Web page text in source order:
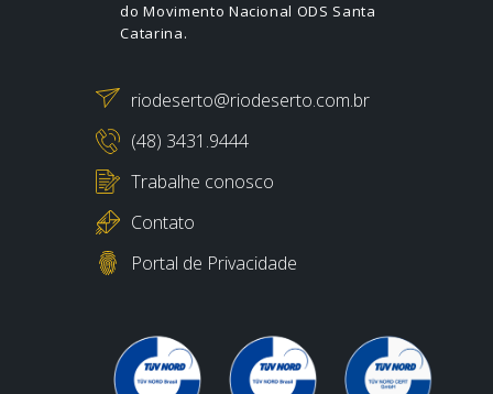
do Movimento Nacional ODS Santa
Catarina.
riodeserto@riodeserto.com.br
(48) 3431.9444
Trabalhe conosco
Contato
Portal de Privacidade